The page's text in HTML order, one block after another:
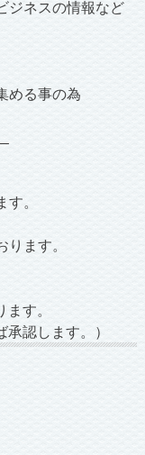
ジネスの情報など
める事の為
。
ます。
す。
認します。）